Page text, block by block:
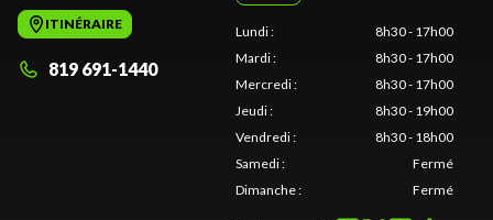
ITINÉRAIRE
819 691-1440
Lundi:
8h30 - 17h00
Mardi:
8h30 - 17h00
Mercredi:
8h30 - 17h00
Jeudi:
8h30 - 19h00
Vendredi:
8h30 - 18h00
Samedi:
Fermé
Dimanche: Fermé